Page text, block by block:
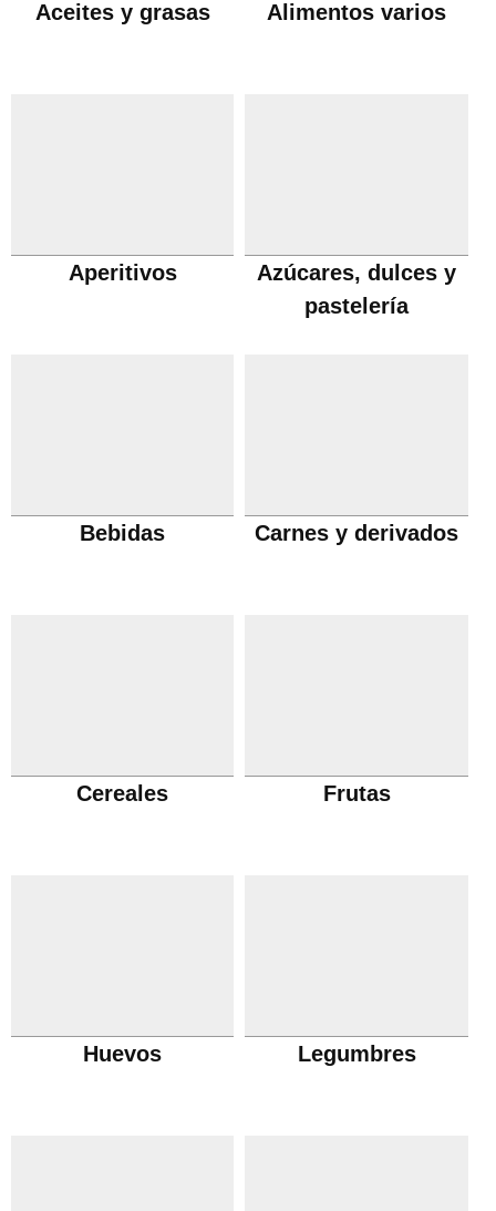
Aceites y grasas Alimentos varios
Aperitivos
Azúcares, dulces y
pastelería
Bebidas Carnes y derivados
Cereales Frutas
Huevos Legumbres